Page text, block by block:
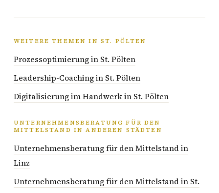
WEITERE THEMEN IN ST. PÖLTEN
Prozessoptimierung in St. Pölten
Leadership-Coaching in St. Pölten
Digitalisierung im Handwerk in St. Pölten
UNTERNEHMENSBERATUNG FÜR DEN
MITTELSTAND IN ANDEREN STÄDTEN
Unternehmensberatung für den Mittelstand in
Linz
Unternehmensberatung für den Mittelstand in St.